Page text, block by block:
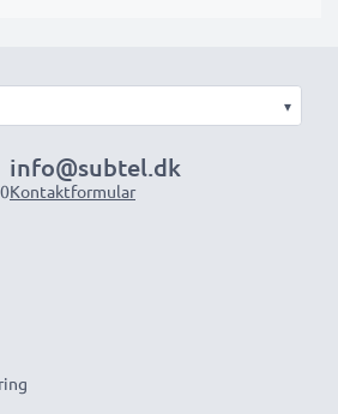
▾
info@subtel.dk
Kontaktformular